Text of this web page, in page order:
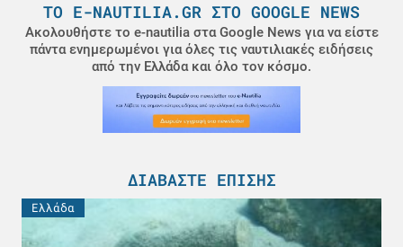
ΤΟ E-NAUTILIA.GR ΣΤΟ GOOGLE NEWS
Ακολουθήστε το e-nautilia στα Google News για να είστε
πάντα ενημερωμένοι για όλες τις ναυτιλιακές ειδήσεις
από την Ελλάδα και όλο τον κόσμο.
ΔΙΑΒΆΣΤΕ ΕΠΊΣΗΣ
Ελλάδα